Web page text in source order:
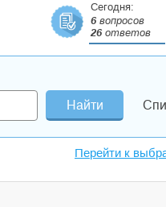
Сегодня:
6вопросов
26ответов